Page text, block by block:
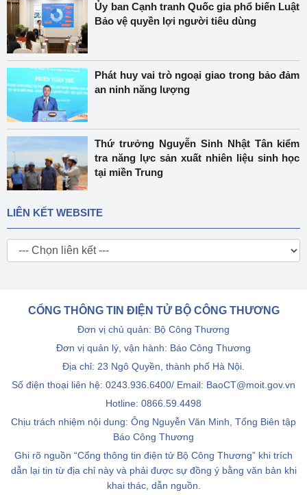
Ủy ban Cạnh tranh Quốc gia phổ biến Luật
Bảo vệ quyền lợi người tiêu dùng
Phát huy vai trò ngoại giao trong bảo đảm
an ninh năng lượng
Thứ trưởng Nguyễn Sinh Nhật Tân kiểm
tra năng lực sản xuất nhiên liệu sinh học
tại miền Trung
LIÊN KẾT WEBSITE
CỔNG THÔNG TIN ĐIỆN TỬ BỘ CÔNG THƯƠNG
Đơn vị chủ quản: Bộ Công Thương
Đơn vị quản lý, vận hành: Báo Công Thương
Địa chỉ: 23 Ngô Quyền, thành phố Hà Nội.
Số điện thoại liên hệ: 0243.936.6400/ Email: BaoCT@moit.gov.vn
Hotline: 0866.59.4498
Chịu trách nhiệm nội dung: Ông Nguyễn Văn Minh, Tổng Biên tập
Báo Công Thương
Ghi rõ nguồn “Cổng thông tin điện tử Bộ Công Thương” khi trích
dẫn lại tin từ địa chỉ này và phải được sự đồng ý bằng văn bản khi
khai thác, dẫn nguồn.